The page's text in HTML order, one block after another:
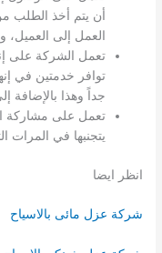
أن يتم أخذ الطلب
العمل إلى
تعمل الشركة على
توافر خدمتين في
جداً وهذا بالإضافة
تعمل على مشاركة
يتجنبها في المرات
انظر ايضا
شركة عزل مائى بالاسياح